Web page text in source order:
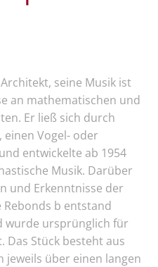
seine Musik ist
an mathematischen und
Er ließ sich durch
einen Vogel- oder
entwickelte ab 1954
Musik. Darüber
und Erkenntnisse der
b entstand
wurde ursprünglich für
Das Stück besteht aus
jeweils über einen langen